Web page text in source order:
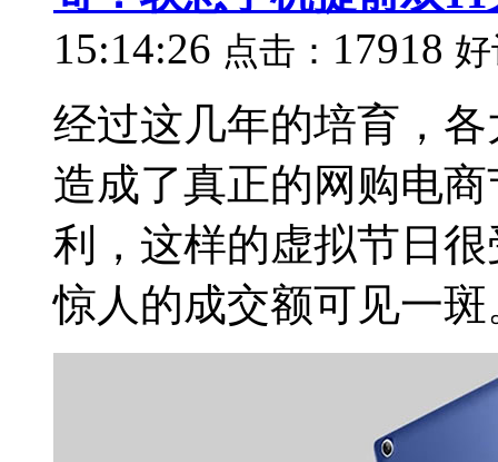
15:14:26 点击： 17918
经过这几年的培育，
造成了真正的网购电
利，这样的虚拟节日
惊人的成交额可见一